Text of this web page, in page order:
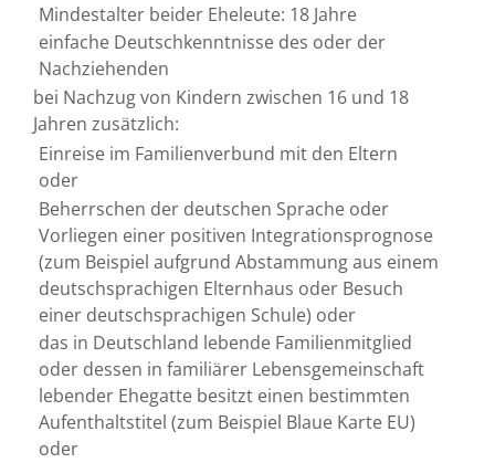
Mindestalter beider Eheleute: 18 Jahre
einfache Deutschkenntnisse des oder der
Nachziehenden
bei Nachzug von Kindern zwischen 16 und 18
Jahren zusätzlich:
Einreise im Familienverbund mit den Eltern
oder
Beherrschen der deutschen Sprache oder
Vorliegen einer positiven Integrationsprognose
(zum Beispiel aufgrund Abstammung aus einem
deutschsprachigen Elternhaus oder Besuch
einer deutschsprachigen Schule) oder
das in Deutschland lebende Familienmitglied
oder dessen in familiärer Lebensgemeinschaft
lebender Ehegatte besitzt einen bestimmten
Aufenthaltstitel (zum Beispiel Blaue Karte EU)
oder